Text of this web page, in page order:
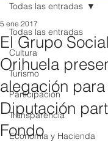
Todas las entradas
Cultura
Turismo
Participación
Transparencia
Economía y Hacienda
Todas las entradas
El Grupo
Orihuela
alegación
Diputación
Fondo
5 ene 2017